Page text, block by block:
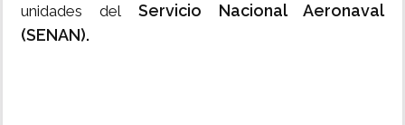
unidades del Servicio Nacional Aeronaval
(SENAN).